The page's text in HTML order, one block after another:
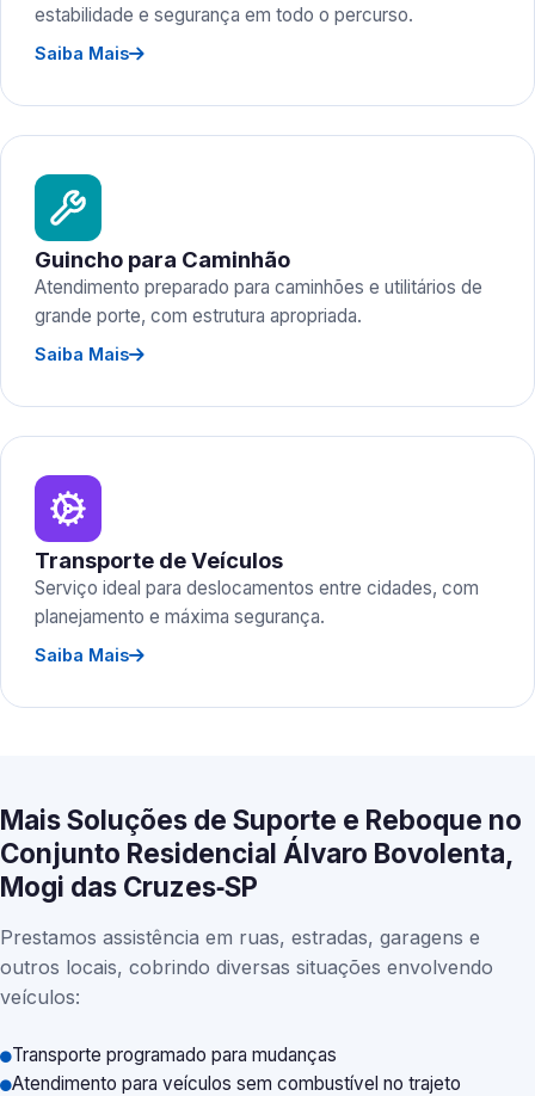
estabilidade e segurança em todo o percurso.
Saiba Mais
Guincho para Caminhão
Atendimento preparado para caminhões e utilitários de
grande porte, com estrutura apropriada.
Saiba Mais
Transporte de Veículos
Serviço ideal para deslocamentos entre cidades, com
planejamento e máxima segurança.
Saiba Mais
Mais Soluções de Suporte e Reboque no
Conjunto Residencial Álvaro Bovolenta,
Mogi das Cruzes‑SP
Prestamos assistência em ruas, estradas, garagens e
outros locais, cobrindo diversas situações envolvendo
veículos:
Transporte programado para mudanças
Atendimento para veículos sem combustível no trajeto